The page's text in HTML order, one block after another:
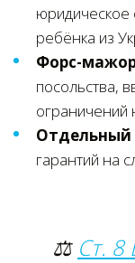
ребёнка из
Форс-
посольства,
ограничений
Отдельный
гарантий на
⚖ Ст.